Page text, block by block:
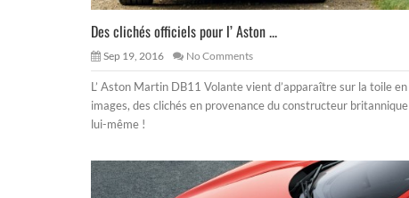
Des clichés officiels pour l’ Aston ...
Sep 19, 2016 No Comments
L’ Aston Martin DB11 Volante vient d’apparaître sur la toile en
images, des clichés en provenance du constructeur britannique
lui-même !